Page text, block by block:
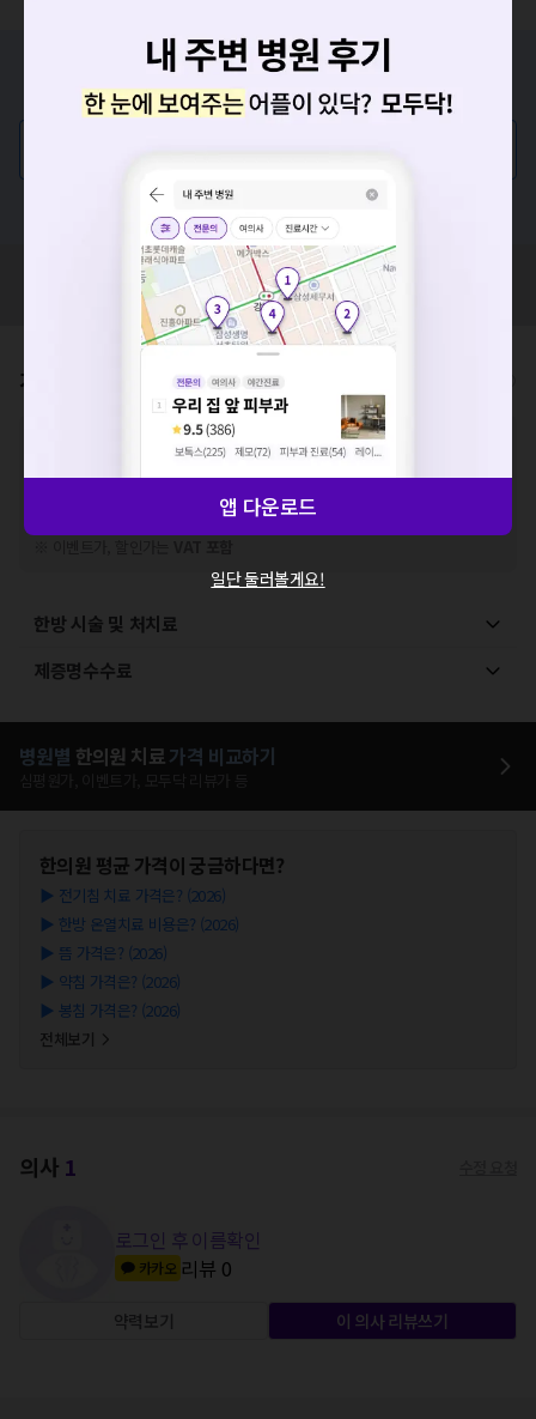
증상/치료, 궁금한 점이 있나요?
의사가 직접 답해드려요!
혹은, 의료상담 서비스에 다양한 게시글 보러가기
혹시 잘못된 병원정보가 있나요?
모두닥 팀에 알려주세요!
가격표
비급여 항목의 경우,추가비용 등으로 실제 가격과 상이할 수 있으니, 정확
한 가격은 해당 의료기관에 직접 문의해주세요.
※급여 항목의 경우,건강보험심사평가원에 고지되어 있는 급여 진료 기준 가
격입니다. (진료와 연관된 복합적인 비용이 추가되어, 병원마다 금액이 다르게
산정될 수 있는 점 참고 바랍니다.)
한방 시술 및 처치료
제증명수수료
병원별 한의원 치료가격 비교하기
한의원 평균 가격이 궁금하다면?
▶ 전기침 치료 가격은? (2026)
▶ 한방 온열치료 비용은? (2026)
▶ 뜸 가격은? (2026)
▶ 약침 가격은? (2026)
▶ 봉침 가격은? (2026)
전체보기
의사 1
로그인 후 이름확인
카카오 리뷰 0
약력보기 이 의사 리뷰쓰기
요청하신 작업을 처리하지 못했습니다.
네트워크 또는 서버의 일시적인 오류로, 잠시 후 다시 시도해주
세요. 지속적으로 문제가 발생할 경우 모두닥 채널톡으로 문의
앱 다운로드
일단 둘러볼게요!